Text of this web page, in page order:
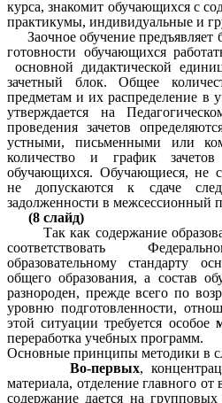
курса, знакомит обучающихся с
практикумы, индивидуальные и
Заочное обучение предъявляет
готовности обучающихся
основной дидактической
зачетный блок. Общее
предметам и их распределение в
утверждается на
проведения зачетов
устными, письменными или
количество и график
обучающихся. Обучающиеся, не
не допускаются к сдаче
задолженности в межсессионный
(8 слайд)
Так как содержание
соответствовать
образовательному стандарту
общего образования, а состав
разнороден, прежде всего по
уровню подготовленности,
этой ситуации требуется особое
переработка учебных программ.
Основные принципы методики в
Во-первых,
материала, отделение главного
содержание дается на групповых